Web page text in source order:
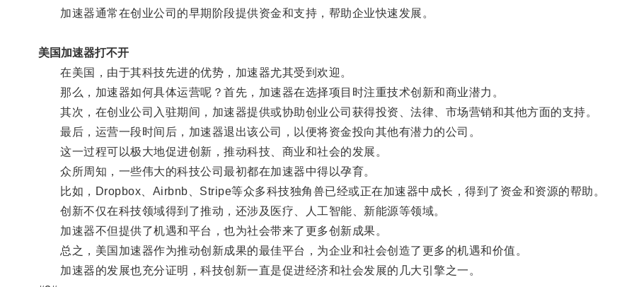
加速器通常在创业公司的早期阶段提供资金和支持，帮助企业快速发展。
美国加速器打不开
在美国，由于其科技先进的优势，加速器尤其受到欢迎。
那么，加速器如何具体运营呢？首先，加速器在选择项目时注重技术创新和商业潜力。
其次，在创业公司入驻期间，加速器提供或协助创业公司获得投资、法律、市场营销和其他方面的支持。
最后，运营一段时间后，加速器退出该公司，以便将资金投向其他有潜力的公司。
这一过程可以极大地促进创新，推动科技、商业和社会的发展。
众所周知，一些伟大的科技公司最初都在加速器中得以孕育。
比如，Dropbox、Airbnb、Stripe等众多科技独角兽已经或正在加速器中成长，得到了资金和资源的帮助。
创新不仅在科技领域得到了推动，还涉及医疗、人工智能、新能源等领域。
加速器不但提供了机遇和平台，也为社会带来了更多创新成果。
总之，美国加速器作为推动创新成果的最佳平台，为企业和社会创造了更多的机遇和价值。
加速器的发展也充分证明，科技创新一直是促进经济和社会发展的几大引擎之一。